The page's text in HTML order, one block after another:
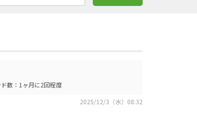
数：1ヶ月に2回程度
2025/12/3（水）08:32